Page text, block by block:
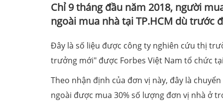
Chỉ 9 tháng đầu năm 2018, người
ngoài mua nhà tại TP.HCM dù trước
Đây là số liệu được công ty nghiên cứu thị
trưởng mới" được Forbes Việt Nam tổ chức tại
Theo nhận định của đơn vị này, đây là
ngoài được mua 30% số lượng đơn vị nhà ở